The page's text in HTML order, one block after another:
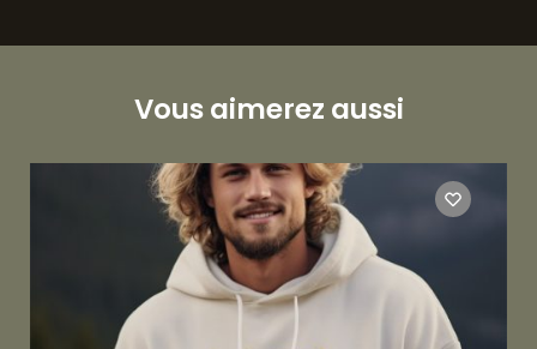
Vous aimerez aussi